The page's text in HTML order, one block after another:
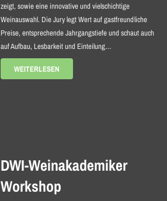
zeigt, sowie eine innovative und vielschichtige
Weinauswahl. Die Jury legt Wert auf gastfreundliche
Preise, entsprechende Jahrgangstiefe und schaut auch
auf Aufbau, Lesbarkeit und Einteilung…
WEITERLESEN
DWI-Weinakademiker
Workshop